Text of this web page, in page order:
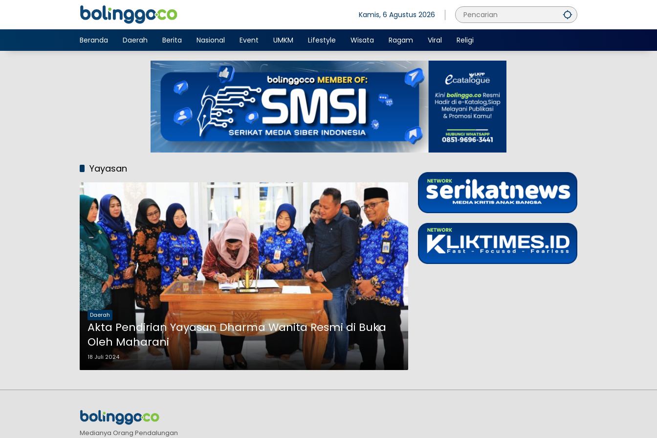
Kamis, 6 Agustus 2026
Beranda Daerah Berita Nasional Event UMKM Lifestyle Wisata Ragam Viral Religi
Yayasan
Daerah
Akta Pendirian Yayasan Dharma Wanita Resmi di Buka
Oleh Maharani
18 Juli 2024
Medianya Orang Pendalungan